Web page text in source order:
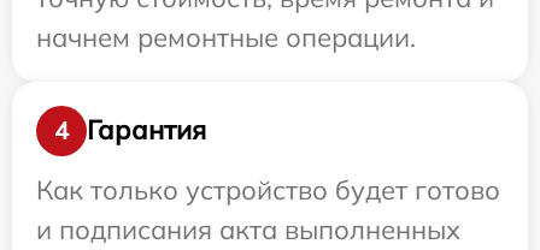
начнем ремонтные операции.
4
Гарантия
Как только устройство будет готово
и подписания акта выполненных